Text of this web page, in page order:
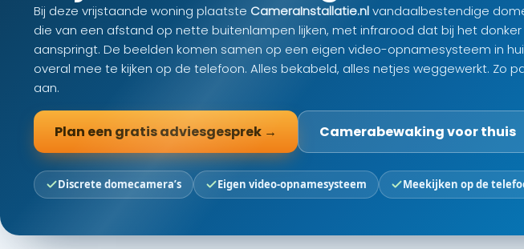
Bij deze vrijstaande woning plaatste CameraInstallatie.nlvandaalbestendige
die van een afstand op nette buitenlampen lijken, met infrarood dat bij het donker
aanspringt. De beelden komen samen op een eigen video-opnamesysteem in
overal mee te kijken op de telefoon. Alles bekabeld, alles netjes weggewerkt. Zo
aan.
Plan een gratis adviesgesprek → Camerabewaking voor thuis
Discrete domecamera’s Eigen video-opnamesysteem Meekijken op de